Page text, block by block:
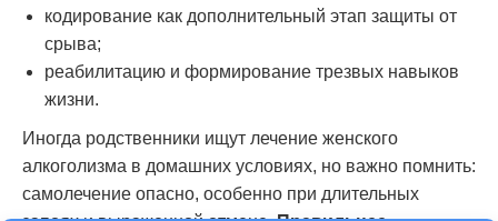
кодирование как дополнительный этап защиты от
срыва;
реабилитацию и формирование трезвых навыков
жизни.
Иногда родственники ищут лечение женского
алкоголизма в домашних условиях, но важно помнить:
самолечение опасно, особенно при длительных